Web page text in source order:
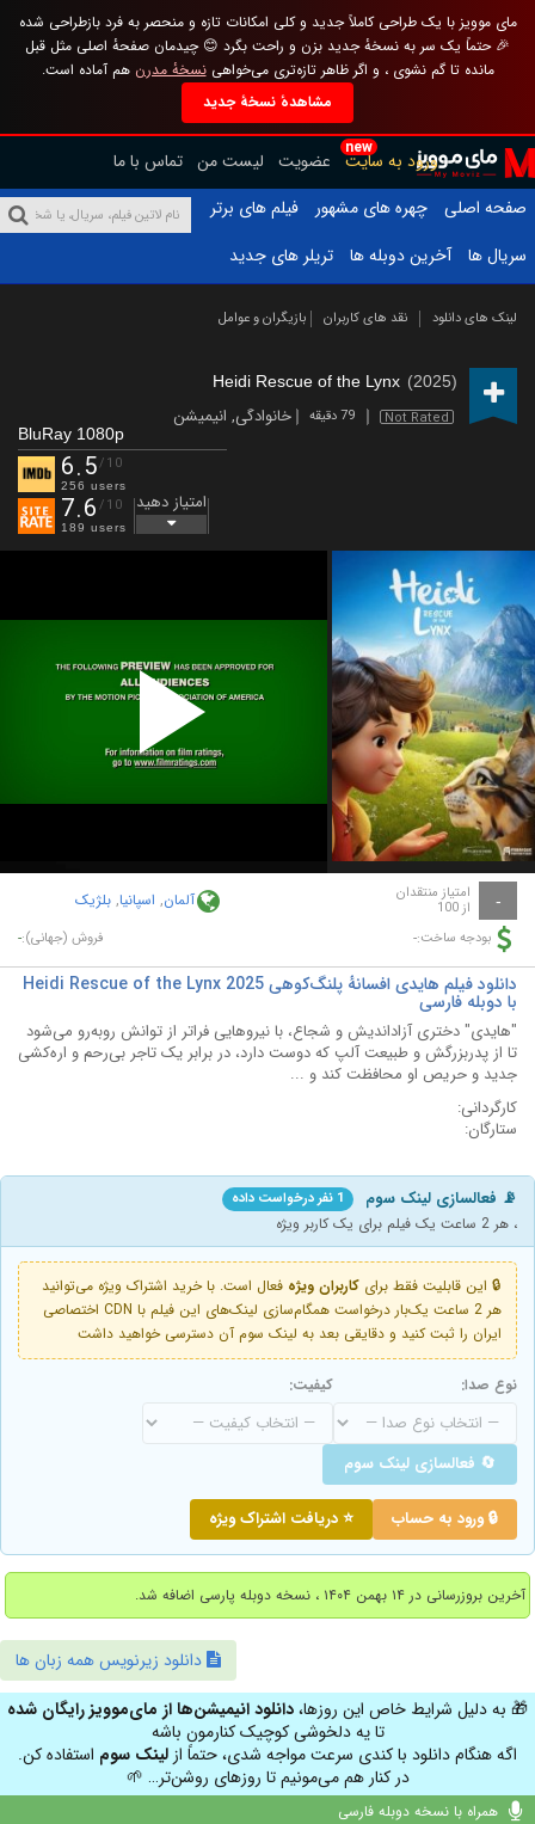
مای موویز با یک طراحی کاملاً جدید و کلی امکانات تازه و منحصر به فرد بازطراحی شده
🎉 حتماً یک سر به نسخهٔ جدید بزن و راحت بگرد 😊 چیدمان صفحهٔ اصلی مثل قبل
مانده تا گم نشوی ، و اگر ظاهر تازه‌تری می‌خواهینسخهٔ مدرن هم آماده است.
مشاهدهٔ نسخهٔ جدید
new
ورود به سایت عضویت لیست من تماس با ما
صفحه اصلی
چهره های مشهور
فیلم های برتر
سریال ها
آخرین دوبله ها تریلر های جدید
لینک های دانلود نقد های کاربران بازیگران و عوامل
Heidi Rescue of the Lynx (2025)
Not Rated 79 دقیقه خانوادگی, انیمیشن
BluRay 1080p
6.5/10
256 users
7.6 /10
189 users
امتیاز دهید
Play
Video
- امتیاز منتقدان
از 100 آلمان, اسپانیا, بلژیک
بودجه ساخت:- فروش (جهانی):-
دانلود فیلم هایدی افسانهٔ پلنگ‌کوهی Heidi Rescue of the Lynx 2025
با دوبله فارسی
"هایدی" دختری آزاداندیش و شجاع، با نیروهایی فراتر از توانش روبه‌رو می‌شود
تا از پدربزرگش و طبیعت آلپ که دوست دارد، در برابر یک تاجر بی‌رحم و اره‌کشی
جدید و حریص او محافظت کند و ...
کارگردانی:
ستارگان:
📡 فعالسازی لینک سوم 1 نفر درخواست داده
، هر 2 ساعت یک فیلم برای یک کاربر ویژه
🔒 این قابلیت فقط برای کاربران ویژه فعال است. با خرید اشتراک ویژه می‌توانید
هر 2 ساعت یک‌بار درخواست همگام‌سازی لینک‌های این فیلم با CDN اختصاصی
ایران را ثبت کنید و دقایقی بعد به لینک سوم آن دسترسی خواهید داشت
نوع صدا: کیفیت:
🔄 فعالسازی لینک سوم
🔒 ورود به حساب ⭐ دریافت اشتراک ویژه
آخرین بروزرسانی در ۱۴ بهمن ۱۴۰۴ ، نسخه دوبله پارسی اضافه شد.
دانلود زیرنویس همه زبان ها
🎁 به دلیل شرایط خاص این روزها،دانلود انیمیشن‌ها از مای‌موویز رایگان شده
تا یه دلخوشی کوچیک کنارمون باشه
اگه هنگام دانلود با کندی سرعت مواجه شدی، حتماً از لینک سوم استفاده کن.
در کنار هم می‌مونیم تا روزهای روشن‌تر… 🌱
همراه با نسخه دوبله فارسی